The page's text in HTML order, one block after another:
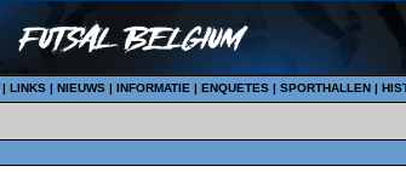
| LINKS | NIEUWS | INFORMATIE | ENQUETES | SPORTHALLEN |